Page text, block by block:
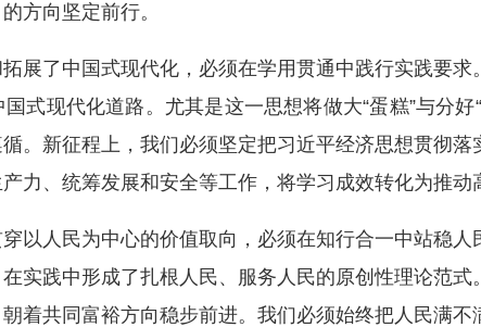
方向坚定前行。
了中国式现代化，必须在学用贯通中践行实践要求
式现代化道路。尤其是这一思想将做大“蛋糕”与分
。新征程上，我们必须坚定把习近平经济思想贯彻
力、统筹发展和安全等工作，将学习成效转化为推动
人民为中心的价值取向，必须在知行合一中站稳人
实践中形成了扎根人民、服务人民的原创性理论范
着共同富裕方向稳步前进。我们必须始终把人民满不